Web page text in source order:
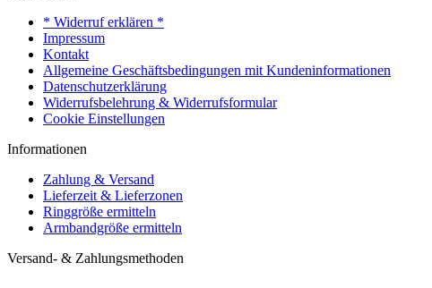
* Widerruf erklären *
Impressum
Kontakt
Allgemeine Geschäftsbedingungen mit Kundeninformationen
Datenschutzerklärung
Widerrufsbelehrung & Widerrufsformular
Cookie Einstellungen
Informationen
Zahlung & Versand
Lieferzeit & Lieferzonen
Ringgröße ermitteln
Armbandgröße ermitteln
Versand- & Zahlungsmethoden